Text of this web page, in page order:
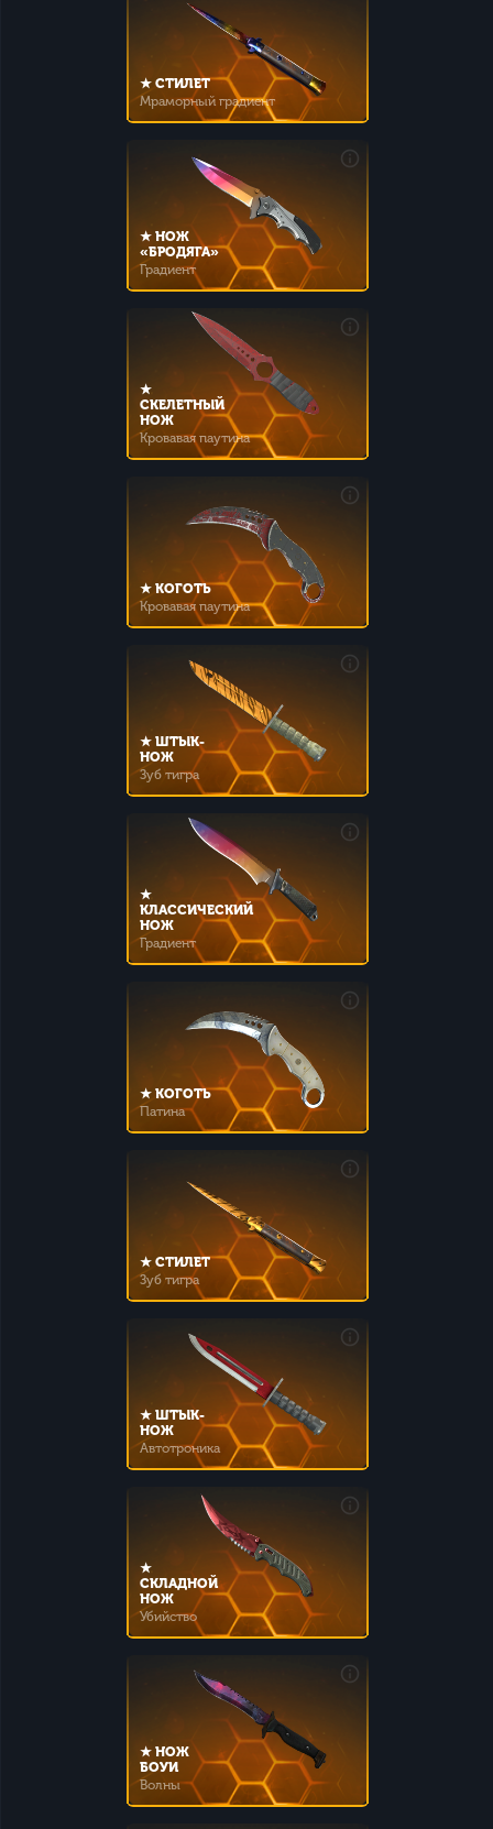
★ СТИЛЕТ
Мраморный градиент
★ НОЖ
«БРОДЯГА»
Градиент
★
СКЕЛЕТНЫЙ
НОЖ
Кровавая паутина
★ КОГОТЬ
Кровавая паутина
★ ШТЫК-
НОЖ
Зуб тигра
★
КЛАССИЧЕСКИЙ
НОЖ
Градиент
★ КОГОТЬ
Патина
★ СТИЛЕТ
Зуб тигра
★ ШТЫК-
НОЖ
Автотроника
★
СКЛАДНОЙ
НОЖ
Убийство
★ НОЖ
БОУИ
Волны